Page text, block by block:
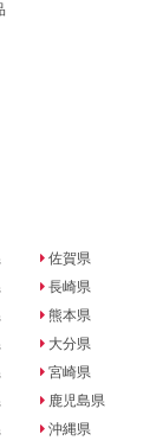
佐賀県
長崎県
熊本県
大分県
宮崎県
鹿児島県
沖縄県